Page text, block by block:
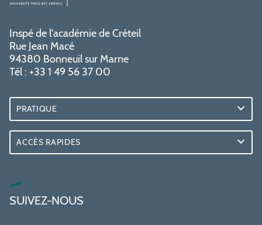
Inspé de l'académie de Créteil
Rue Jean Macé
94380 Bonneuil sur Marne
Tél : +33 1 49 56 37 00
PRATIQUE
ACCÈS RAPIDES
SUIVEZ-NOUS